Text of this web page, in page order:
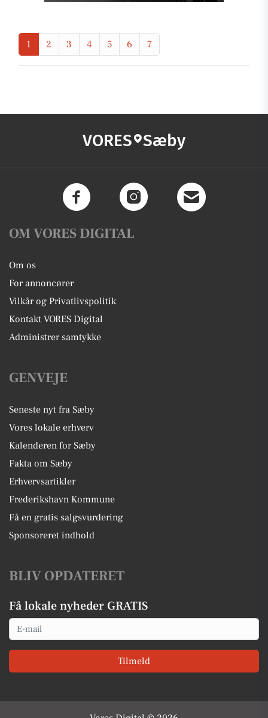
1 2 3 4 5 6 7
VORES Sæby
OM VORES DIGITAL
Om os
For annoncører
Vilkår og Privatlivspolitik
Kontakt VORES Digital
Administrer samtykke
GENVEJE
Seneste nyt fra Sæby
Vores lokale erhverv
Kalenderen for Sæby
Fakta om Sæby
Erhvervsartikler
Frederikshavn Kommune
Få en gratis salgsvurdering
Sponsoreret indhold
BLIV OPDATERET
Få lokale nyheder GRATIS
Email
Tilmeld